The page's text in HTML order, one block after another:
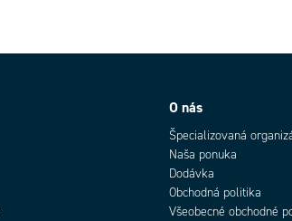
O nás
Špecializovaná
Naša ponuka
Dodávka
Obchodná politika
Všeobecné obchodné